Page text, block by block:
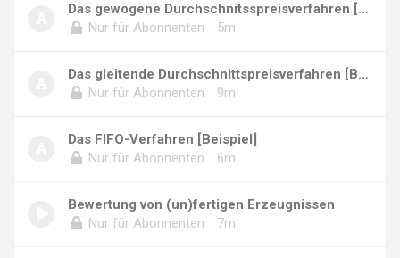
Das gewogene Durchschnitsspreisverfahren [Bei...
Nur für Abonnenten
5m
Das gleitende Durchschnittspreisverfahren [Be...
Nur für Abonnenten
9m
Das FIFO-Verfahren [Beispiel]
Nur für Abonnenten
6m
Bewertung von (un)fertigen Erzeugnissen
Nur für Abonnenten
7m